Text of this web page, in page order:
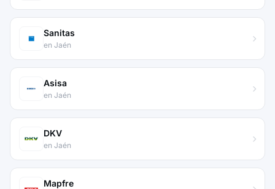
Sanitas
en Jaén
Asisa
en Jaén
DKV
en Jaén
Mapfre